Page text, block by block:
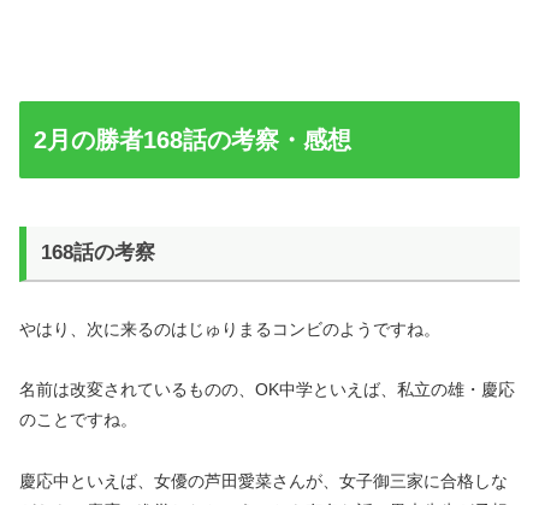
2月の勝者168話の考察・感想
168話の考察
やはり、次に来るのはじゅりまるコンビのようですね。
名前は改変されているものの、OK中学といえば、私立の雄・慶応
のことですね。
慶応中といえば、女優の芦田愛菜さんが、女子御三家に合格しな